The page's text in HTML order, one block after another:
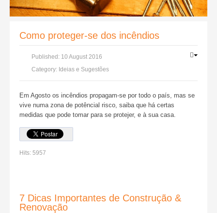
Como proteger-se dos incêndios
Published: 10 August 2016
Category: Ideias e Sugestões
Em Agosto os incêndios propagam-se por todo o país, mas se
vive numa zona de potêncial risco, saiba que há certas
medidas que pode tomar para se protejer, e à sua casa.
Hits: 5957
7 Dicas Importantes de Construção &
Renovação